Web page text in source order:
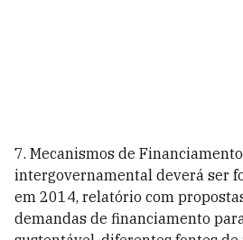
7. Mecanismos de
intergovernamental deverá ser
em 2014, relatório com
demandas de financiamento